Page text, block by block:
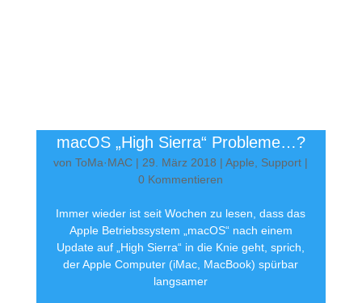
macOS „High Sierra“ Probleme…?
vonToMa·MAC | 29. März 2018 |Apple Support |
0 Kommentieren
Immer wieder ist seit Wochen zu lesen, dass das
Apple Betriebssystem „macOS“ nach einem
Update auf „High Sierra“ in die Knie geht, sprich,
der Apple Computer (iMac, MacBook) spürbar
langsamer